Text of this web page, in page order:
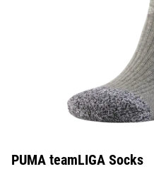
PUMA teamLIGA Socks